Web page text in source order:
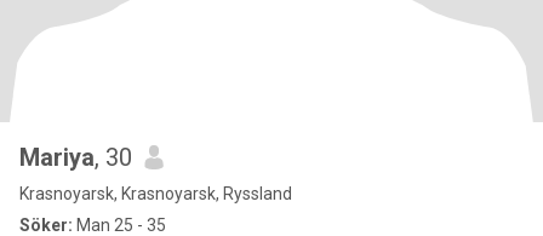
Mariya, 30
Krasnoyarsk, Krasnoyarsk, Ryssland
Söker: Man 25 - 35